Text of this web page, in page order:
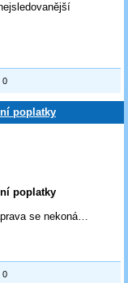
0
poplatky
poplatky
se nekoná…
0